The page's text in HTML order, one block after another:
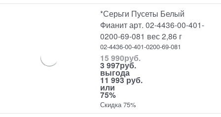
*Серьги Пусеты Белый
Фианит арт. 02-4436-00-401-
0200-69-081 вес 2,86 г
02-4436-00-401-0200-69-081
15 990руб.
3 997руб.
выгода
11 993 руб.
или
75%
Скидка 75%